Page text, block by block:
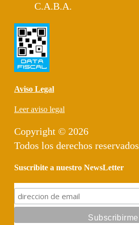
C.A.B.A.
Aviso Legal
Leer aviso legal
Copyright © 2026
Todos los derechos reservados
Suscribite a nuestro NewsLetter